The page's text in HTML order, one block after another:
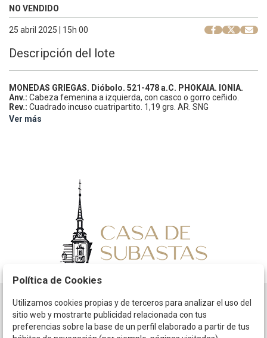
NO VENDIDO
25 abril 2025 | 15h 00
Descripción del lote
MONEDAS GRIEGAS. Dióbolo. 521-478 a.C. PHOKAIA. IONIA.
Anv.: Cabeza femenina a izquierda, con casco o gorro ceñido.
Rev.: Cuadrado incuso cuatripartito. 1,19 grs. AR. SNG
Copenhagen-389-94; SNG Von Aulock-1813.
Ver más
Horario
La empresa
Política de Cookies
Utilizamos cookies propias y de terceros para analizar el uso del
sitio web y mostrarte publicidad relacionada con tus
preferencias sobre la base de un perfil elaborado a partir de tus